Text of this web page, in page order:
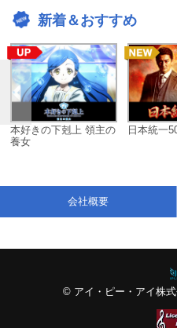
新着＆おすすめ
本好きの下剋上 領主の
養女
日本統一
© アイ・ピー・アイ株
会社概要